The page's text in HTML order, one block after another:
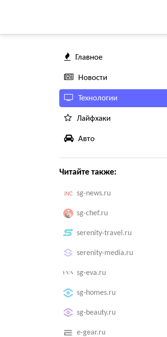
Главное
Новости
Технологии
Лайфхаки
Авто
Читайте также:
sg-news.ru
sg-chef.ru
serenity-travel.ru
serenity-media.ru
sg-eva.ru
sg-homes.ru
sg-beauty.ru
e-gear.ru